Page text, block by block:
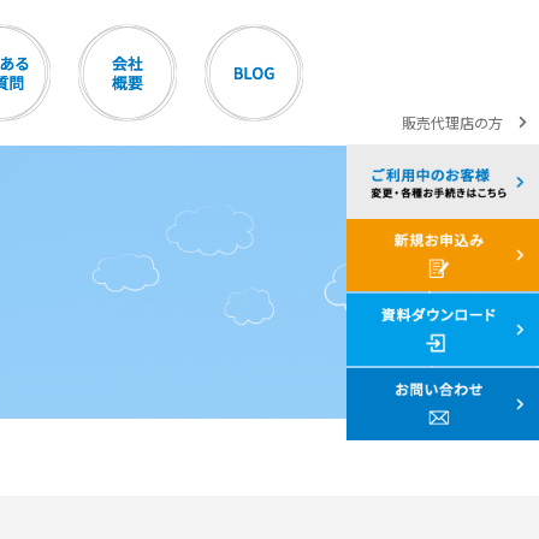
販売代理店の方